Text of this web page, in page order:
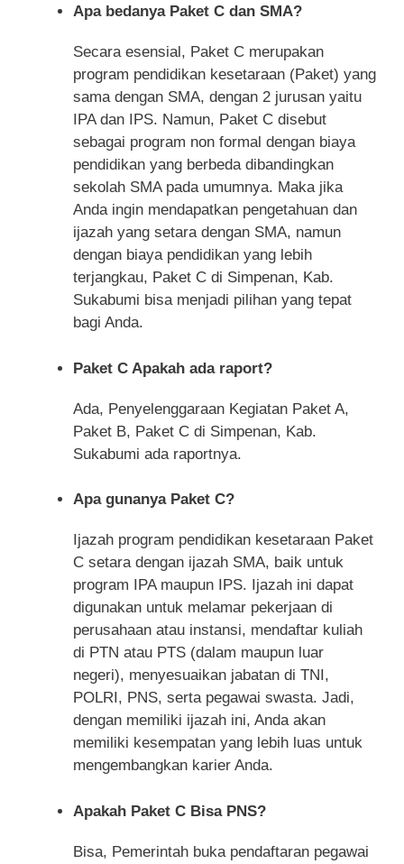
Apa bedanya Paket C dan SMA?
Secara esensial, Paket C merupakan
program pendidikan kesetaraan (Paket) yang
sama dengan SMA, dengan 2 jurusan yaitu
IPA dan IPS. Namun, Paket C disebut
sebagai program non formal dengan biaya
pendidikan yang berbeda dibandingkan
sekolah SMA pada umumnya. Maka jika
Anda ingin mendapatkan pengetahuan dan
ijazah yang setara dengan SMA, namun
dengan biaya pendidikan yang lebih
terjangkau, Paket C di Simpenan, Kab.
Sukabumi bisa menjadi pilihan yang tepat
bagi Anda.
Paket C Apakah ada raport?
Ada, Penyelenggaraan Kegiatan Paket A,
Paket B, Paket C di Simpenan, Kab.
Sukabumi ada raportnya.
Apa gunanya Paket C?
Ijazah program pendidikan kesetaraan Paket
C setara dengan ijazah SMA, baik untuk
program IPA maupun IPS. Ijazah ini dapat
digunakan untuk melamar pekerjaan di
perusahaan atau instansi, mendaftar kuliah
di PTN atau PTS (dalam maupun luar
negeri), menyesuaikan jabatan di TNI,
POLRI, PNS, serta pegawai swasta. Jadi,
dengan memiliki ijazah ini, Anda akan
memiliki kesempatan yang lebih luas untuk
mengembangkan karier Anda.
Apakah Paket C Bisa PNS?
Bisa, Pemerintah buka pendaftaran pegawai